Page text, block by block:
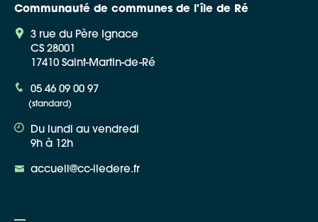
Communauté de communes de l'île de Ré
3 rue du Père Ignace
CS 28001
17410 Saint-Martin-de-Ré
05 46 09 00 97
(standard)
Du lundi au vendredi
9h à 12h
accueil@cc-iledere.fr